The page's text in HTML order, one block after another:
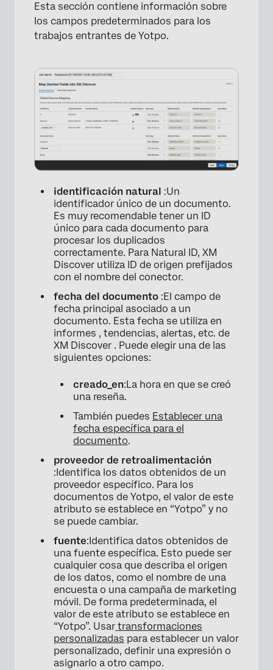
Esta sección contiene información sobre
los campos predeterminados para los
trabajos entrantes de Yotpo.
×
identificación natural :Un
identificador único de un documento.
Es muy recomendable tener un ID
único para cada documento para
procesar los duplicados
correctamente. Para Natural ID, XM
Discover utiliza ID de origen prefijados
con el nombre del conector.
fecha del documento :El campo de
fecha principal asociado a un
documento. Esta fecha se utiliza en
informes , tendencias, alertas, etc. de
XM Discover . Puede elegir una de las
siguientes opciones:
creado_en:La hora en que se creó
una reseña.
También puedes Establecer una
fecha específica para el
documento.
proveedor de retroalimentación
:Identifica los datos obtenidos de un
proveedor específico. Para los
documentos de Yotpo, el valor de este
atributo se establece en “Yotpo” y no
se puede cambiar.
fuente:Identifica datos obtenidos de
una fuente específica. Esto puede ser
cualquier cosa que describa el origen
de los datos, como el nombre de una
encuesta o una campaña de marketing
móvil. De forma predeterminada, el
valor de este atributo se establece en
“Yotpo”. Usar transformaciones
personalizadas para establecer un valor
personalizado, definir una expresión o
asignarlo a otro campo.